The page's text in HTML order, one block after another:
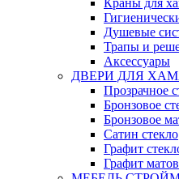
Краны для
Душевые
Трапы и
Аксессуары
ДВЕРИ ДЛЯ
Прозрачное
Бронзовое
Бронзовое
Сатин стекло
Графит
Графит